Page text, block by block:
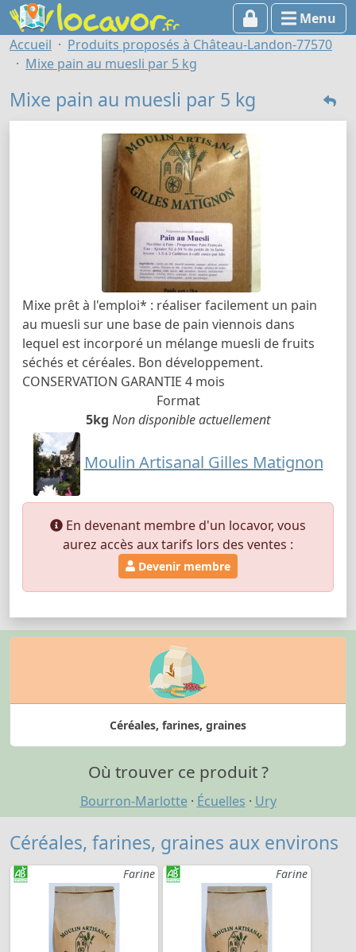
Menu
Accueil
Produits proposés à Château-Landon-77570
Mixe pain au muesli par 5 kg
Mixe pain au muesli par 5 kg
Mixe prêt à l'emploi* : réaliser facilement un pain
au muesli sur une base de pain viennois dans
lequel est incorporé un mélange muesli de fruits
séchés et céréales. Bon développement.
CONSERVATION GARANTIE 4 mois
Format
5kg Non disponible actuellement
Moulin Artisanal Gilles Matignon
En devenant membre d'un locavor, vous
aurez accès aux tarifs lors des ventes :
Devenir membre
Céréales, farines, graines
Où trouver ce produit ?
Bourron-Marlotte · Écuelles · Ury
Céréales, farines, graines aux environs
Farine Farine